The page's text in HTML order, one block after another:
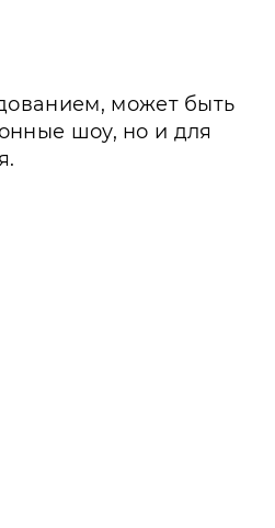
может быть
шоу, но и для